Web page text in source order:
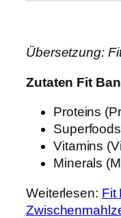
Übersetzung:
Zutaten Fit
Proteins
Vitamins
Minerals
Weiterlesen: Fit